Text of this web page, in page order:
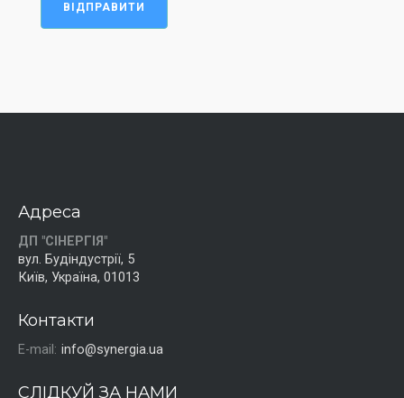
ВІДПРАВИТИ
Адреса
ДП "СІНЕРГІЯ"
вул. Будіндустрії, 5
Київ, Україна, 01013
Контакти
E-mail: info@synergia.ua
СЛІДКУЙ ЗА НАМИ